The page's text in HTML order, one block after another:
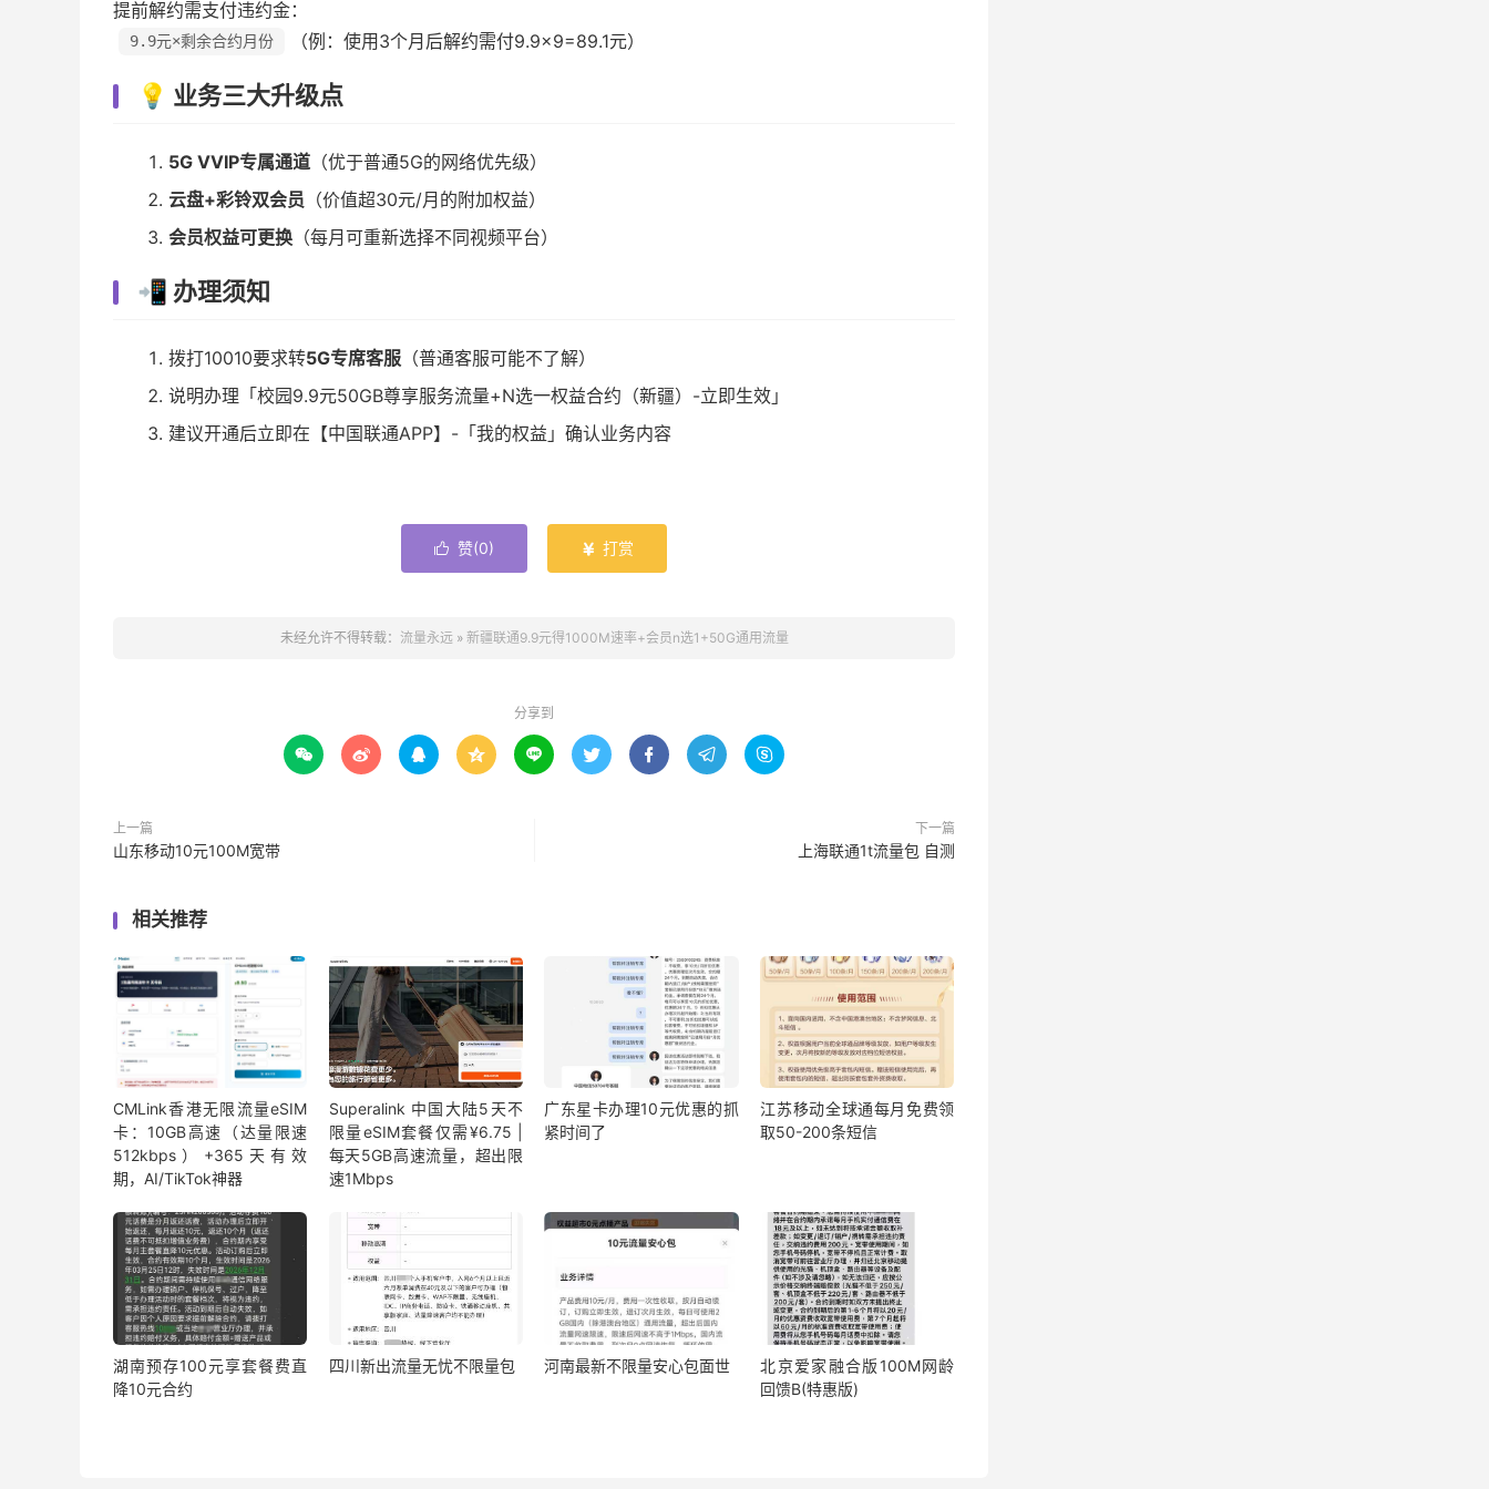
提前解约需支付违约金：
9.9元×剩余合约月份 （例：使用3个月后解约需付9.9×9=89.1元）
💡 业务三大升级点
5G VVIP专属通道 （优于普通5G的网络优先级）
云盘+彩铃双会员 （价值超30元/月的附加权益）
会员权益可更换 （每月可重新选择不同视频平台）
📲 办理须知
拨打10010要求转5G专席客服 （普通客服可能不了解）
说明办理「校园9.9元50GB尊享服务流量+N选一权益合约（新疆）-立即生效」
建议开通后立即在【中国联通APP】-「我的权益」确认业务内容
 赞(0)  打赏
未经允许不得转载： 流量永远 » 新疆联通9.9元得1000M速率+会员n选1+50G通用流量
分享到
        
上一篇
山东移动10元100M宽带
下一篇
上海联通1t流量包 自测
相关推荐
CMLink香港无限流量eSIM
卡：10GB高速（达量限速
512kbps）+365天有效
期，AI/TikTok神器
Superalink 中国大陆5天不
限量eSIM套餐仅需¥6.75 |
每天5GB高速流量，超出限
速1Mbps
广东星卡办理10元优惠的抓
紧时间了
江苏移动全球通每月免费领
取50-200条短信
湖南预存100元享套餐费直
降10元合约
四川新出流量无忧不限量包 河南最新不限量安心包面世
北京爱家融合版100M网龄
回馈B(特惠版)